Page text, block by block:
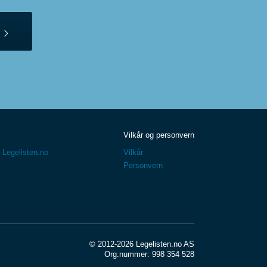
Legelisten.no
Vilkår og personvern
Vilkår
Personvern
© 2012-2026 Legelisten.no AS
Org.nummer: 998 354 528